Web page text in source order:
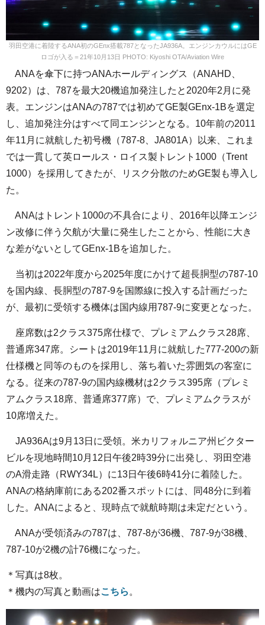
羽田空港に着陸するANA初のGEnx搭載787となったJA936A。エンジンカウルにはGE
ロゴが入る＝21年10月13日 PHOTO: Kiyoshi OTA/Aviation Wire
ANAを傘下に持つANAホールディングス（ANAHD、
9202）は、787を最大20機追加発注したと2020年2月に発
表。エンジンはANAの787では初めてGE製GEnx-1Bを選定
し、追加発注分はすべて同エンジンとなる。10年前の2011
年11月に就航した初号機（787-8、JA801A）以来、これま
では一貫して英ロールス・ロイス製トレント1000（Trent
1000）を採用してきたが、リスク分散のためGE製も導入し
た。
ANAはトレント1000の不具合により、2016年以降エンジ
ン改修に伴う欠航が大量に発生したことから、性能に大き
な差がないとしてGEnx-1Bを追加した。
当初は2022年度から2025年度にかけて超長胴型の787-10
を国内線、長胴型の787-9を国際線に投入する計画だった
が、最初に受領する機体は国内線用787-9に変更となった。
座席数は2クラス375席仕様で、プレミアムクラス28席、
普通席347席。シートは2019年11月に就航した777-200の新
仕様機と同等のものを採用し、落ち着いた雰囲気の客室に
なる。従来の787-9の国内線機材は2クラス395席（プレミ
アムクラス18席、普通席377席）で、プレミアムクラスが
10席増えた。
JA936Aは9月13日に受領。米カリフォルニア州ビクター
ビルを現地時間10月12日午後2時39分に出発し、羽田空港
のA滑走路（RWY34L）に13日午後6時41分に着陸した。
ANAの格納庫前にある202番スポットには、同48分に到着
した。ANAによると、現時点で就航時期は未定だという。
ANAが受領済みの787は、787-8が36機、787-9が38機、
787-10が2機の計76機になった。
＊写真は8枚。
＊機内の写真と動画はこちら 。